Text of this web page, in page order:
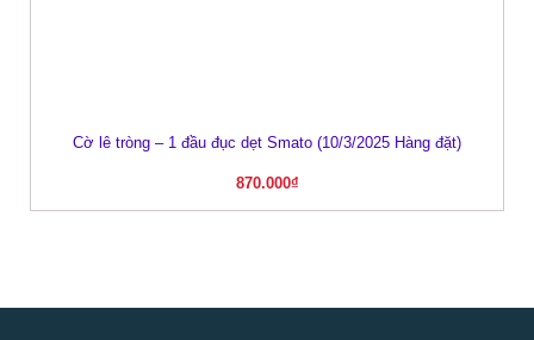
Cờ lê tròng – 1 đầu đục dẹt Smato (10/3/2025 Hàng đặt)
870.000₫